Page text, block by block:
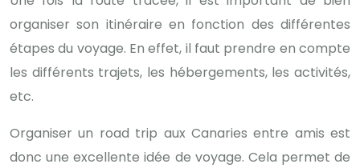
organiser son itinéraire en fonction des différentes
étapes du voyage. En effet, il faut prendre en compte
les différents trajets, les hébergements, les activités,
etc.
Organiser un road trip aux Canaries entre amis est
donc une excellente idée de voyage. Cela permet de